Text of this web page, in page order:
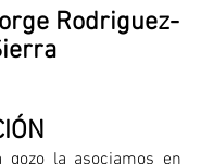
Rodriguez-